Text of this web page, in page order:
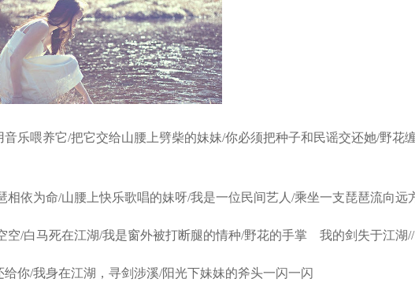
喂养它/把它交给山腰上劈柴的妹妹/你必须把种子和民谣交还她/野花
为命/山腰上快乐歌唱的妹呀/我是一位民间艺人/乘坐一支琵琶流向远
/白马死在江湖/我是窗外被打断腿的情种/野花的手掌 我的剑失于江湖//
/我身在江湖，寻剑涉溪/阳光下妹妹的斧头一闪一闪